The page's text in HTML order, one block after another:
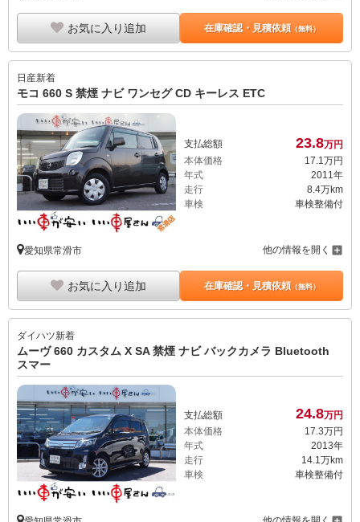
お気に入り追加 在庫確認・見積依頼（無料）
日産新着
モコ 660 S 禁煙 ナビ ワンセグ CD キーレス ETC
支払総額 23.8万円
本体価格
17.1万円
年式
2011年
走行
8.4万km
車検
車検整備付
愛知県常滑市 他の情報を開く
お気に入り追加 在庫確認・見積依頼（無料）
ダイハツ新着
ムーヴ 660 カスタム X SA 禁煙 ナビ バックカメラ Bluetooth
スマー
支払総額 24.8万円
本体価格
17.3万円
年式
2013年
走行
14.1万km
車検
車検整備付